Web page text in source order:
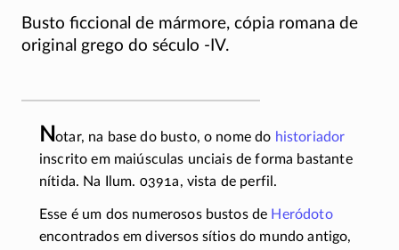
Busto ficcional de mármore, cópia romana de
original grego do século -IV.
Notar, na base do busto, o nome do historiador
inscrito em maiúsculas unciais de forma bastante
nítida. Na Ilum. 0391a, vista de perfil.
Esse é um dos numerosos bustos de Heródoto
encontrados em diversos sítios do mundo antigo,